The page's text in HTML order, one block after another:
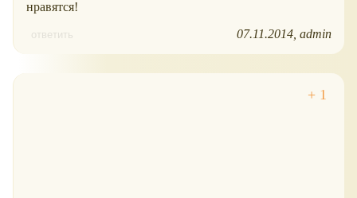
нравятся!
ответить 07.11.2014 admin